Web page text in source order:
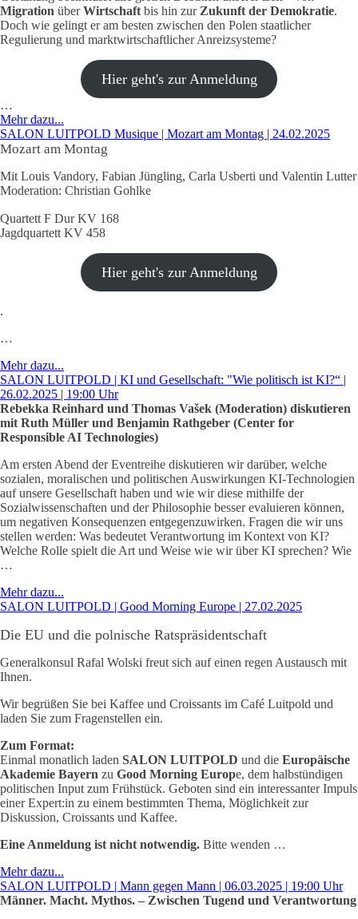
Migration überWirtschaft bis hin zur Zukunft der Demokratie.
Doch wie gelingt er am besten zwischen den Polen staatlicher
Regulierung und marktwirtschaftlicher Anreizsysteme?
Hier geht's zur Anmeldung
…
Mehr dazu...
SALON LUITPOLD Musique | Mozart am Montag | 24.02.2025
Mozart am Montag
Mit Louis Vandory, Fabian Jüngling, Carla Usberti und Valentin Lutter
Moderation: Christian Gohlke
Quartett F Dur KV 168
Jagdquartett KV 458
Hier geht's zur Anmeldung
.
…
Mehr dazu...
SALON LUITPOLD | KI und Gesellschaft: "Wie politisch ist KI?“ |
26.02.2025 | 19:00 Uhr
Rebekka Reinhard und Thomas Vašek (Moderation) diskutieren
mit Ruth Müller und Benjamin Rathgeber (Center for
Responsible AI Technologies)
Am ersten Abend der Eventreihe diskutieren wir darüber, welche
sozialen, moralischen und politischen Auswirkungen KI-Technologien
auf unsere Gesellschaft haben und wie wir diese mithilfe der
Sozialwissenschaften und der Philosophie besser evaluieren können,
um negativen Konsequenzen entgegenzuwirken. Fragen die wir uns
stellen werden: Was bedeutet Verantwortung im Kontext von KI?
Welche Rolle spielt die Art und Weise wie wir über KI sprechen? Wie
…
Mehr dazu...
SALON LUITPOLD | Good Morning Europe | 27.02.2025
Die EU und die polnische Ratspräsidentschaft
Generalkonsul Rafal Wolski freut sich auf einen regen Austausch mit
Ihnen.
Wir begrüßen Sie bei Kaffee und Croissants im Café Luitpold und
laden Sie zum Fragenstellen ein.
Zum Format:
Einmal monatlich laden SALON LUITPOLD und die Europäische
Akademie Bayern zu Good Morning Europe, dem halbstündigen
politischen Input zum Frühstück. Geboten sind ein interessanter Impuls
einer Expert:in zu einem bestimmten Thema, Möglichkeit zur
Diskussion, Croissants und Kaffee.
Eine Anmeldung ist nicht notwendig. Bitte wenden …
Mehr dazu...
SALON LUITPOLD | Mann gegen Mann | 06.03.2025 | 19:00 Uhr
Männer. Macht. Mythos. – Zwischen Tugend und Verantwortung